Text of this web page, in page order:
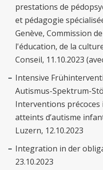
prestations de
et pédagogie
Genève, Commission
l'éducation, de la
Conseil, 11.10.2023
Intensive
Autismus-Spektrum-
Interventions précoces
atteints d’autisme
Luzern, 12.10.2023
Integration in der
23.10.2023